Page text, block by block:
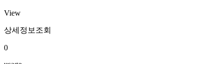
View
상세정보조회
0